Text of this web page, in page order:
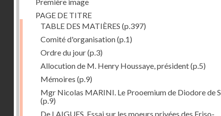
PAGE DE TITRE
TABLE DES MATIÈRES (p.397)
Comité d'organisation(p.1)
Ordre du jour(p.3)
Allocution de M. Henry Houssaye, président(p.5)
Mémoires (p.9)
Mgr Nicolas MARINI. Le Prooemium de Diodore de
(p.9)
De LAIGUES. Essai sur les moeurs privées des Friso-